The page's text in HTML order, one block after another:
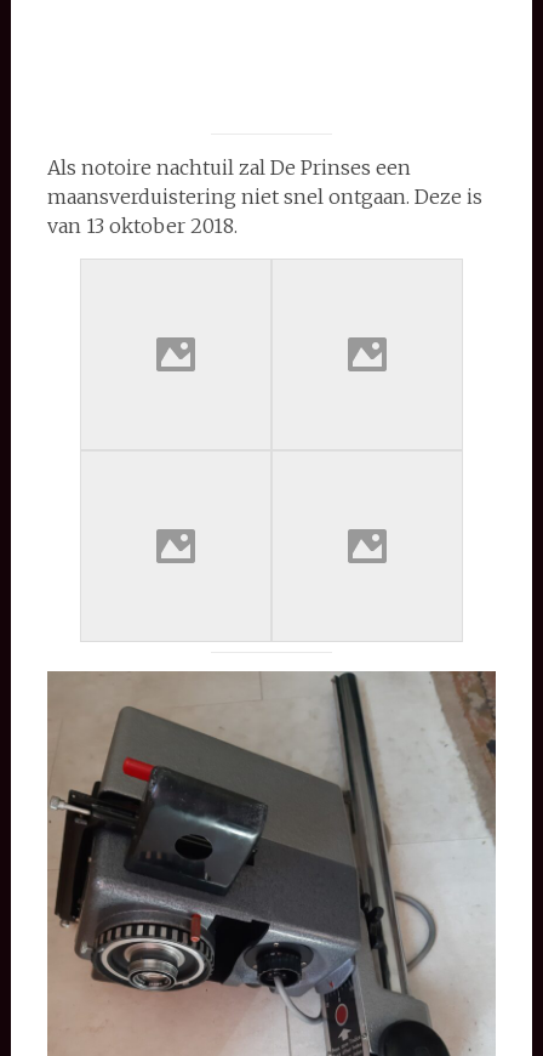
Als notoire nachtuil zal De Prinses een
maansverduistering niet snel ontgaan. Deze is
van 13 oktober 2018.